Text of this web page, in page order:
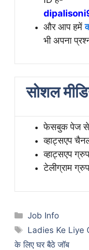
और आप हमें
भी अपना
सोशल
फेसबुक पेज
व्हाट्सएप
व्हाट्सएप
टेलीग्राम
Categories
Job Info
Tags
Ladies Ke Liye
के लिए घर बैठे जॉब